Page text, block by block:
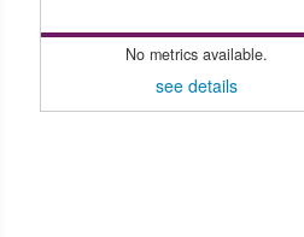
No metrics available.
see details